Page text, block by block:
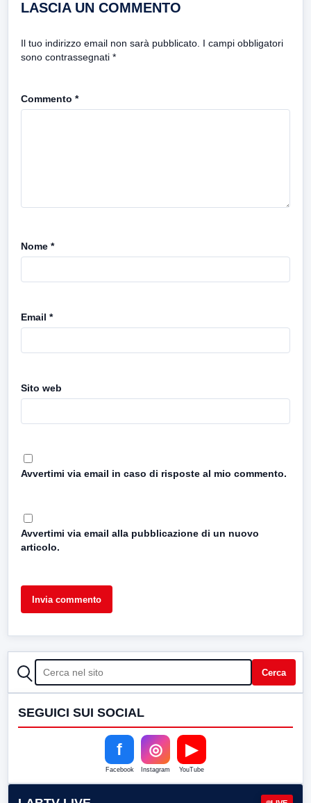
LASCIA UN COMMENTO
Il tuo indirizzo email non sarà pubblicato. I campi obbligatori
sono contrassegnati *
Commento *
Nome *
Email *
Sito web
Avvertimi via email in caso di risposte al mio commento.
Avvertimi via email alla pubblicazione di un nuovo
articolo.
CERCA Cerca
SEGUICI SUI SOCIAL
f
Facebook
◎
Instagram
▶
YouTube